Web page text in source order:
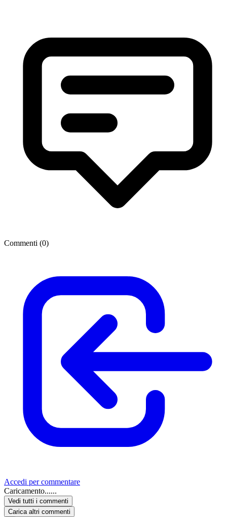
Commenti (0)
Accedi per commentare
Caricamento......
Vedi tutti i commenti
Carica altri commenti